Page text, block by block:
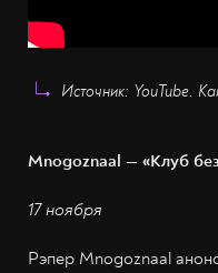
Источник: YouTube.
Mnogoznaal — «Клуб
17 ноября
Рэпер Mnogoznaal